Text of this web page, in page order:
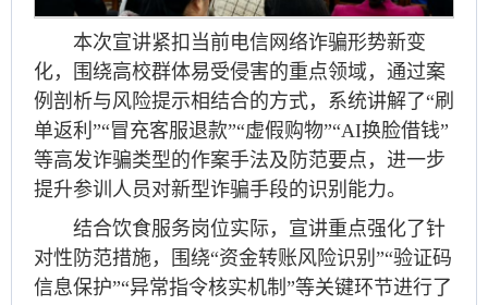
本次宣讲紧扣当前电信网络诈骗形势新变
化，围绕高校群体易受侵害的重点领域，通过案
例剖析与风险提示相结合的方式，系统讲解了“刷
单返利”“冒充客服退款”“虚假购物”“AI换脸借钱”
等高发诈骗类型的作案手法及防范要点，进一步
提升参训人员对新型诈骗手段的识别能力。
结合饮食服务岗位实际，宣讲重点强化了针
对性防范措施，围绕“资金转账风险识别”“验证码
信息保护”“异常指令核实机制”等关键环节进行了